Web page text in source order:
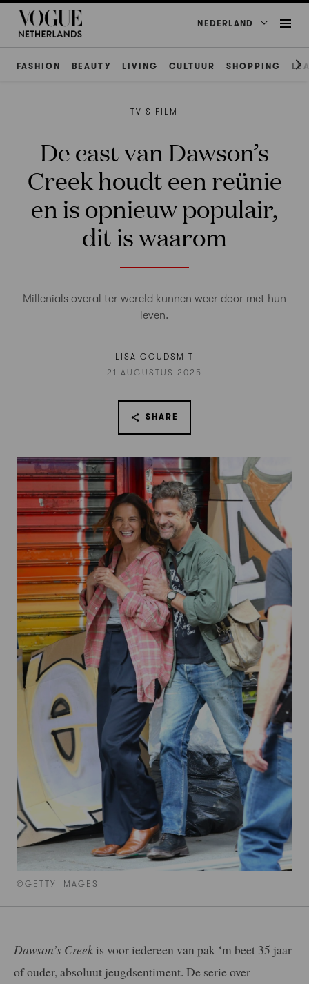
NEDERLAND
FASHION BEAUTY LIVING CULTUUR SHOPPING
©GETTY IMAGES
TV & FILM
De cast van Dawson’s
Creek houdt een reünie
en is opnieuw populair,
dit is waarom
Millenials overal ter wereld kunnen weer door met hun
leven.
LISA GOUDSMIT
21 AUGUSTUS 2025
SHARE
Dawson’s Creek is voor iedereen van pak ‘m beet 35 jaar
of ouder, absoluut jeugdsentiment. De serie over